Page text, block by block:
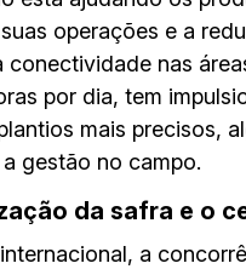
operações e a
conectividade nas
por dia, tem
mais precisos,
gestão no campo.
da safra e o
a